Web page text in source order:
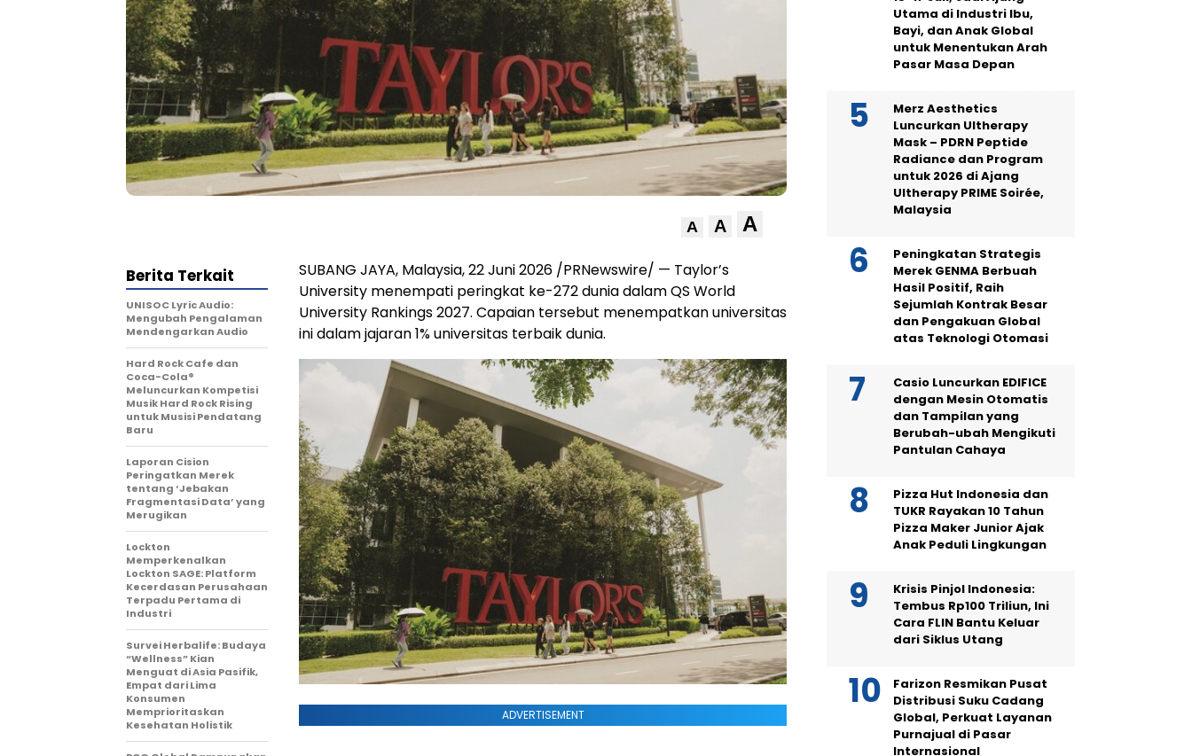
A A A
SUBANG JAYA, Malaysia, 22 Juni 2026 /PRNewswire/ — Taylor’s
University menempati peringkat ke-272 dunia dalam QS World
University Rankings 2027. Capaian tersebut menempatkan universitas
ini dalam jajaran 1% universitas terbaik dunia.
ADVERTISEMENT
Berita Terkait
UNISOC Lyric Audio:
Mengubah Pengalaman
Mendengarkan Audio
Hard Rock Cafe dan
Coca-Cola®
Meluncurkan Kompetisi
Musik Hard Rock Rising
untuk Musisi Pendatang
Baru
Laporan Cision
Peringatkan Merek
tentang ‘Jebakan
Fragmentasi Data’ yang
Merugikan
Lockton
Memperkenalkan
Lockton SAGE: Platform
Kecerdasan Perusahaan
Terpadu Pertama di
Industri
Survei Herbalife: Budaya
“Wellness” Kian
Menguat di Asia Pasifik,
Empat dari Lima
Konsumen
Memprioritaskan
Kesehatan Holistik
Utama di Industri Ibu,
Bayi, dan Anak Global
untuk Menentukan Arah
Pasar Masa Depan
Merz Aesthetics
Luncurkan Ultherapy
Mask – PDRN Peptide
Radiance dan Program
untuk 2026 di Ajang
Ultherapy PRIME Soirée,
Malaysia
Peningkatan Strategis
Merek GENMA Berbuah
Hasil Positif, Raih
Sejumlah Kontrak Besar
dan Pengakuan Global
atas Teknologi Otomasi
Casio Luncurkan EDIFICE
dengan Mesin Otomatis
dan Tampilan yang
Berubah-ubah Mengikuti
Pantulan Cahaya
Pizza Hut Indonesia dan
TUKR Rayakan 10 Tahun
Pizza Maker Junior Ajak
Anak Peduli Lingkungan
Krisis Pinjol Indonesia:
Tembus Rp100 Triliun, Ini
Cara FLIN Bantu Keluar
dari Siklus Utang
Farizon Resmikan Pusat
Distribusi Suku Cadang
Global, Perkuat Layanan
Purnajual di Pasar
Internasional